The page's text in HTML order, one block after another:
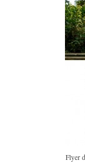
Flyer